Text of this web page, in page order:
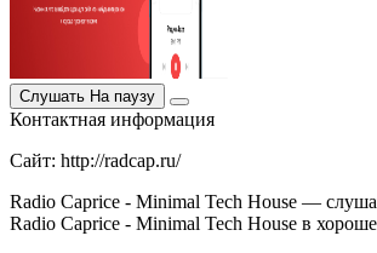
Слушать На паузу
Контактная информация
Сайт: http://radcap.ru/
Radio Caprice - Minimal Tech House —
Radio Caprice - Minimal Tech House в